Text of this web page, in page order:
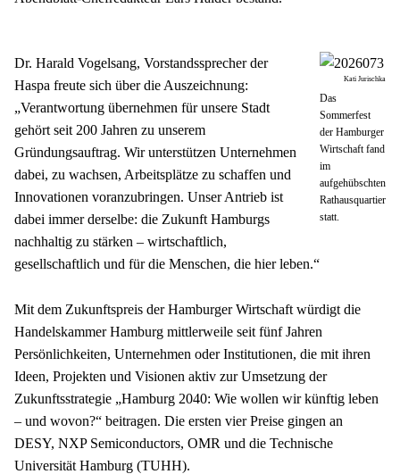
Kati Jurischka
Das
Sommerfest
der Hamburger
Wirtschaft fand
im
aufgehübschten
Rathausquartier
statt.
Dr. Harald Vogelsang, Vorstandssprecher der
Haspa freute sich über die Auszeichnung:
„Verantwortung übernehmen für unsere Stadt
gehört seit 200 Jahren zu unserem
Gründungsauftrag. Wir unterstützen Unternehmen
dabei, zu wachsen, Arbeitsplätze zu schaffen und
Innovationen voranzubringen. Unser Antrieb ist
dabei immer derselbe: die Zukunft Hamburgs
nachhaltig zu stärken – wirtschaftlich,
gesellschaftlich und für die Menschen, die hier leben.“
Mit dem Zukunftspreis der Hamburger Wirtschaft würdigt die
Handelskammer Hamburg mittlerweile seit fünf Jahren
Persönlichkeiten, Unternehmen oder Institutionen, die mit ihren
Ideen, Projekten und Visionen aktiv zur Umsetzung der
Zukunftsstrategie „Hamburg 2040: Wie wollen wir künftig leben
– und wovon?“ beitragen. Die ersten vier Preise gingen an
DESY, NXP Semiconductors, OMR und die Technische
Universität Hamburg (TUHH).